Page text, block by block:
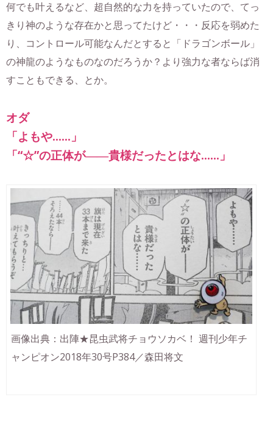
何でも叶えるなど、超自然的な力を持っていたので、てっ
きり神のような存在かと思ってたけど・・・反応を弱めた
り、コントロール可能なんだとすると「ドラゴンボール」
の神龍のようなものなのだろうか？より強力な者ならば消
すこともできる、とか。
オダ
「よもや……」
「“☆”の正体が――貴様だったとはな……」
画像出典：出陣★昆虫武将チョウソカベ！ 週刊少年チ
ャンピオン2018年30号P384／森田将文